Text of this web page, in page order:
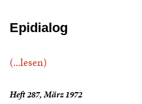
Epidialog
(...lesen)
Heft 287, März 1972